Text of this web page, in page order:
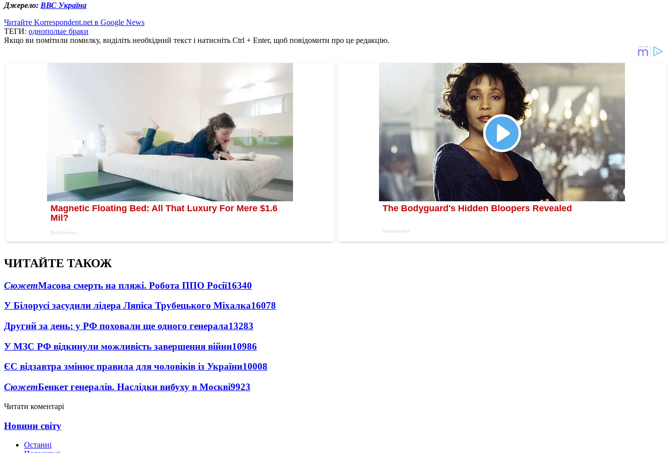
Джерело: ВВС Україна
Читайте Korrespondent.net в Google News
ТЕГИ: однополые браки
Якщо ви помітили помилку, виділіть необхідний текст і натисніть Ctrl + Enter, щоб повідомити про це редакцію.
ЧИТАЙТЕ ТАКОЖ
СюжетМасова смерть на пляжі. Робота ППО Росії16340
У Білорусі засудили лідера Ляпіса Трубецького Міхалка16078
Другий за день: у РФ поховали ще одного генерала13283
У МЗС РФ відкинули можливість завершення війни10986
ЄС відзавтра змінює правила для чоловіків із України10008
СюжетБенкет генералів. Наслідки вибуху в Москві9923
Читати коментарі
Новини світу
Останні